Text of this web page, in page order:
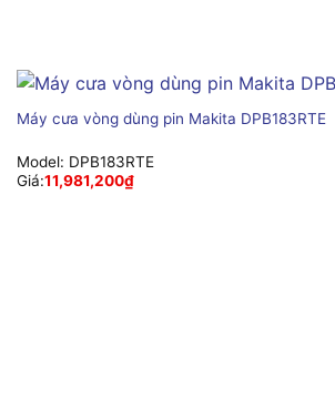
Máy cưa vòng dùng pin Makita DPB183RTE
Model: DPB183RTE
Giá:11,981,200₫